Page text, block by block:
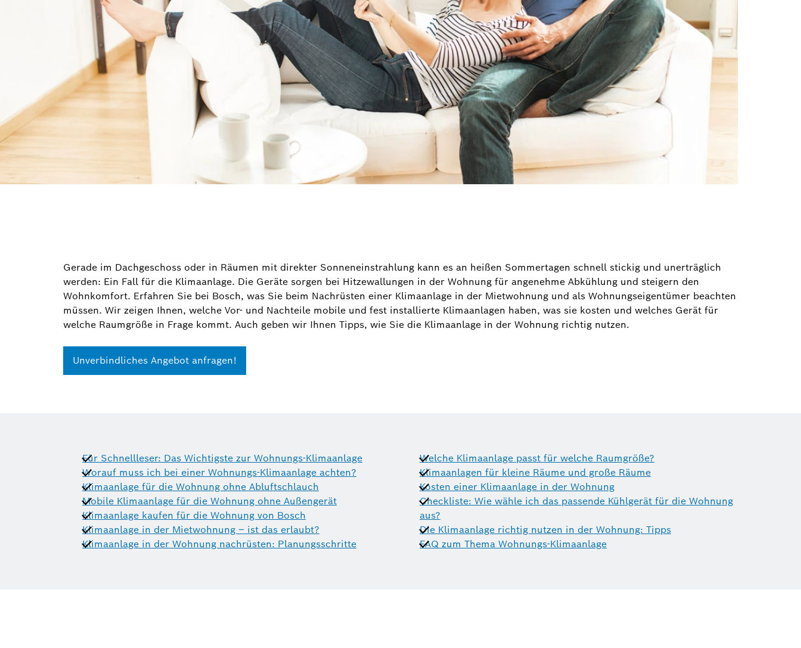
Gerade im Dachgeschoss oder in Räumen mit direkter Sonneneinstrahlung kann es an heißen Sommertagen schnell stickig und unerträglich
werden: Ein Fall für die Klimaanlage. Die Geräte sorgen bei Hitzewallungen in der Wohnung für angenehme Abkühlung und steigern den
Wohnkomfort. Erfahren Sie bei Bosch, was Sie beim Nachrüsten einer Klimaanlage in der Mietwohnung und als Wohnungseigentümer beachten
müssen. Wir zeigen Ihnen, welche Vor- und Nachteile mobile und fest installierte Klimaanlagen haben, was sie kosten und welches Gerät für
welche Raumgröße in Frage kommt. Auch geben wir Ihnen Tipps, wie Sie die Klimaanlage in der Wohnung richtig nutzen.
Unverbindliches Angebot anfragen!
Für Schnellleser: Das Wichtigste zur Wohnungs-Klimaanlage
Worauf muss ich bei einer Wohnungs-Klimaanlage achten?
Klimaanlage für die Wohnung ohne Abluftschlauch
Mobile Klimaanlage für die Wohnung ohne Außengerät
Klimaanlage kaufen für die Wohnung von Bosch
Klimaanlage in der Mietwohnung – ist das erlaubt?
Klimaanlage in der Wohnung nachrüsten: Planungsschritte
Welche Klimaanlage passt für welche Raumgröße?
Klimaanlagen für kleine Räume und große Räume
Kosten einer Klimaanlage in der Wohnung
Checkliste: Wie wähle ich das passende Kühlgerät für die Wohnung
aus?
Die Klimaanlage richtig nutzen in der Wohnung: Tipps
FAQ zum Thema Wohnungs-Klimaanlage